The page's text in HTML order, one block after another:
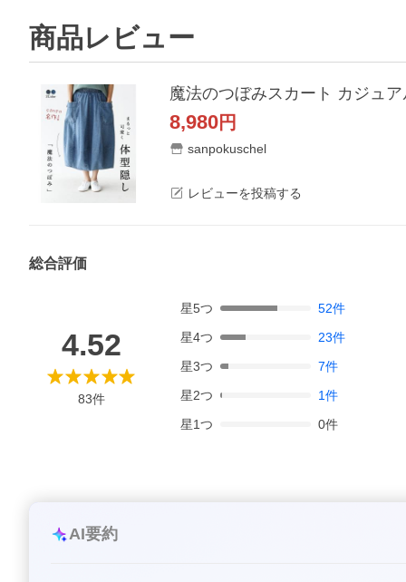
商品レビュー
魔法のつぼみスカート カジュ
8,980円
sanpokuschel
レビューを投稿する
総合評価
4.52
83件
星5つ 52件
星4つ 23件
星3つ 7件
星2つ 1件
星1つ 0件
AI要約